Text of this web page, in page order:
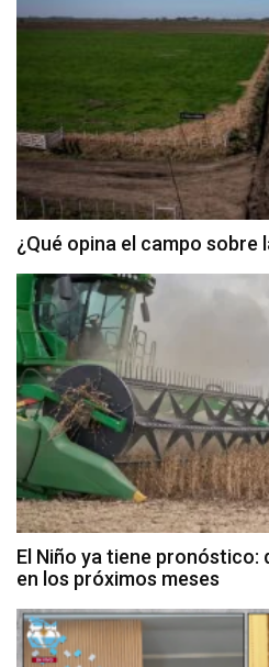
¿Qué opina el campo sobre
El Niño ya tiene pronóstico:
en los próximos meses